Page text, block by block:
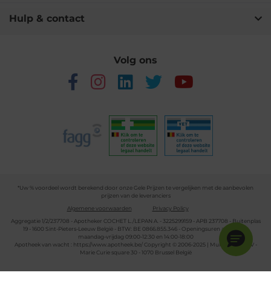
Hulp & contact
Volg ons
*Uw % voordeel wordt berekend door onze Gele Prijzen te vergelijken met de aanbevolen
prijzen van de leveranciers
Algemene voorwaarden
Privacy Policy
Aggregatie 1/2/237708 - Apotheker COCHET L./LEPAN A. - 3225299159 - APB 237708 - Buitenplas
19 - 1600 Sint-Pieters-Leeuw België - BTW: BE 0866.855.346 - Openingsuren apotheek:
maandag-vrijdag 09:00-12:30 en 14:00-18:00
Apotheek van wacht :
https://www.apotheek.be/Copyright © 2006-2025 | Multipharma CV -
Marie Curie square 30 - 1070 Brussel België